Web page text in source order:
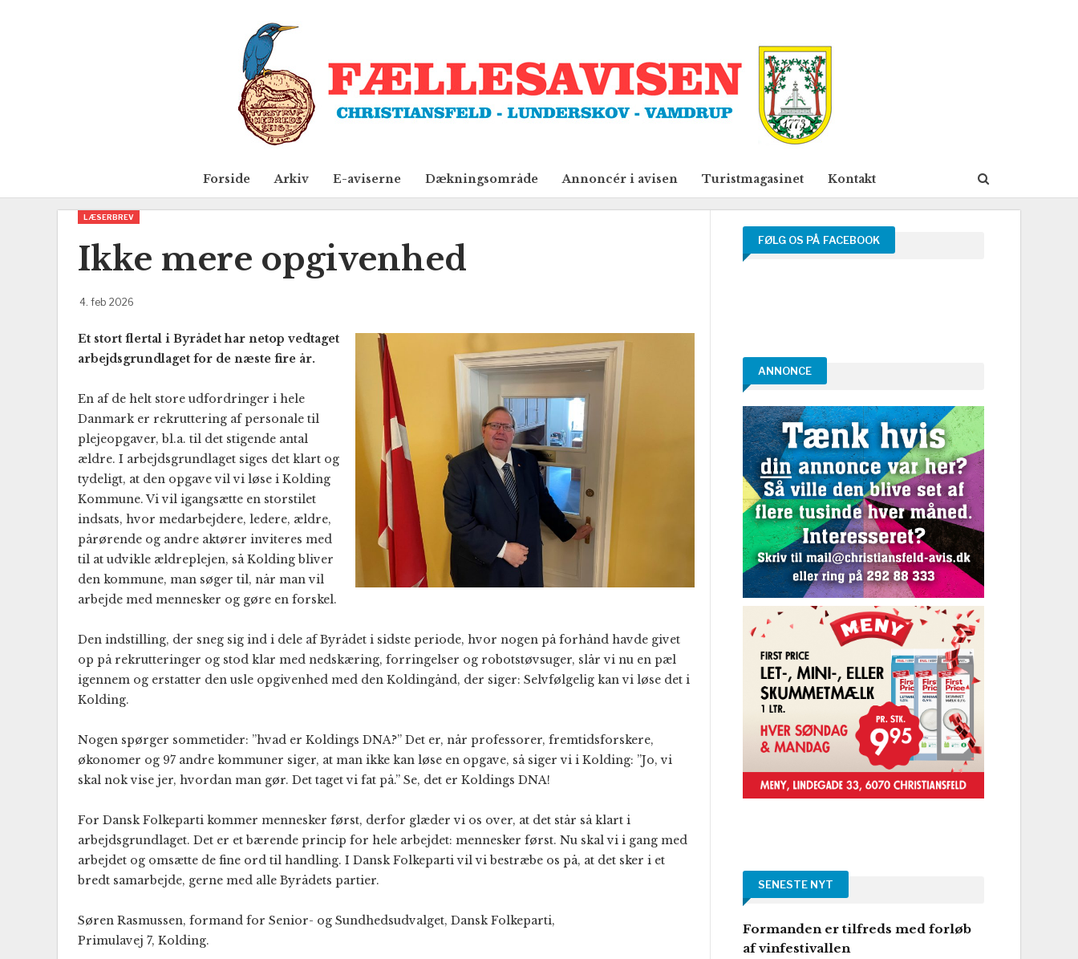
Forside Arkiv E-aviserne Dækningsområde Annoncér i avisen Turistmagasinet Kontakt
LÆSERBREV
Ikke mere opgivenhed
4. feb 2026
Et stort flertal i Byrådet har netop vedtaget
arbejdsgrundlaget for de næste fire år.
En af de helt store udfordringer i hele
Danmark er rekruttering af personale til
plejeopgaver, bl.a. til det stigende antal
ældre. I arbejdsgrundlaget siges det klart og
tydeligt, at den opgave vil vi løse i Kolding
Kommune. Vi vil igangsætte en storstilet
indsats, hvor medarbejdere, ledere, ældre,
pårørende og andre aktører inviteres med
til at udvikle ældreplejen, så Kolding bliver
den kommune, man søger til, når man vil
arbejde med mennesker og gøre en forskel.
Den indstilling, der sneg sig ind i dele af Byrådet i sidste periode, hvor nogen på forhånd havde givet
op på rekrutteringer og stod klar med nedskæring, forringelser og robotstøvsuger, slår vi nu en pæl
igennem og erstatter den usle opgivenhed med den Koldingånd, der siger: Selvfølgelig kan vi løse det i
Kolding.
Nogen spørger sommetider: ”hvad er Koldings DNA?” Det er, når professorer, fremtidsforskere,
økonomer og 97 andre kommuner siger, at man ikke kan løse en opgave, så siger vi i Kolding: ”Jo, vi
skal nok vise jer, hvordan man gør. Det taget vi fat på.” Se, det er Koldings DNA!
For Dansk Folkeparti kommer mennesker først, derfor glæder vi os over, at det står så klart i
arbejdsgrundlaget. Det er et bærende princip for hele arbejdet: mennesker først. Nu skal vi i gang med
arbejdet og omsætte de fine ord til handling. I Dansk Folkeparti vil vi bestræbe os på, at det sker i et
bredt samarbejde, gerne med alle Byrådets partier.
Søren Rasmussen, formand for Senior- og Sundhedsudvalget, Dansk Folkeparti,
Primulavej 7, Kolding.
FØLG OS PÅ FACEBOOK
ANNONCE
SENESTE NYT
Formanden er tilfreds med forløb
af vinfestivallen